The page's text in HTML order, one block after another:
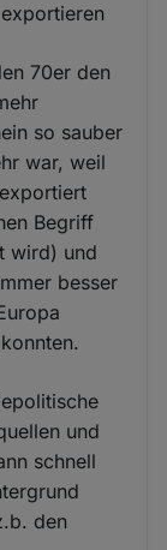
70er den
so sauber
war, weil
Begriff
wird) und
besser
und
schnell
den